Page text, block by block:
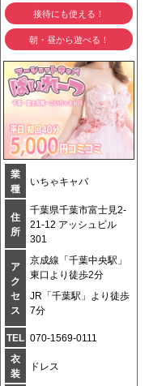
接待にも使える！
朝・昼から遊べる！
業
種
いちゃキャバ
住
所
千葉県千葉市富士見2-
21-12 アッシュビル
301
ア
ク
セ
ス
京成線「千葉中央駅」
東口より徒歩2分
JR「千葉駅」より徒歩
7分
TEL 070-1569-0111
衣
装
ドレス